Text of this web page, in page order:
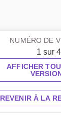
NUMÉRO DE
1 sur 4
AFFICHER
REVENIR À LA